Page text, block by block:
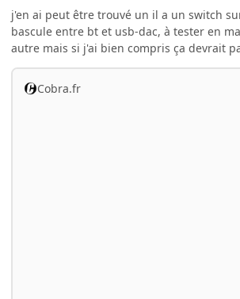
j'en ai peut être trouvé un il a un switch
bascule entre bt et usb-dac, à tester en
autre mais si j'ai bien compris ça devrait
Cobra.fr